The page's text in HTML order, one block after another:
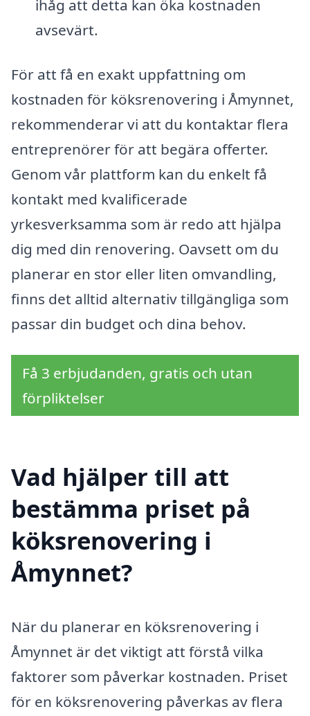
ihåg att detta kan öka kostnaden
avsevärt.
För att få en exakt uppfattning om
kostnaden för köksrenovering i Åmynnet,
rekommenderar vi att du kontaktar flera
entreprenörer för att begära offerter.
Genom vår plattform kan du enkelt få
kontakt med kvalificerade
yrkesverksamma som är redo att hjälpa
dig med din renovering. Oavsett om du
planerar en stor eller liten omvandling,
finns det alltid alternativ tillgängliga som
passar din budget och dina behov.
Få 3 erbjudanden, gratis och utan
förpliktelser
Vad hjälper till att
bestämma priset på
köksrenovering i
Åmynnet?
När du planerar en köksrenovering i
Åmynnet är det viktigt att förstå vilka
faktorer som påverkar kostnaden. Priset
för en köksrenovering påverkas av flera